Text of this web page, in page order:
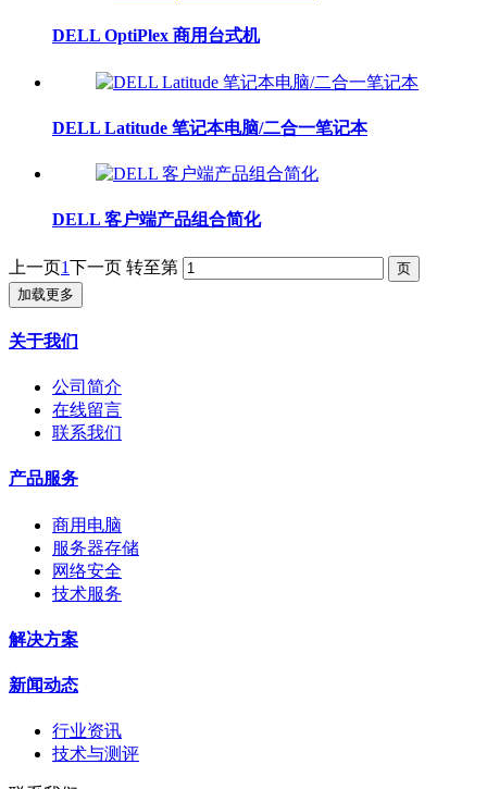
DELL OptiPlex 商用台式机
DELL Latitude 笔记本电脑/二合一笔记本
DELL 客户端产品组合简化
上一页1下一页 转至第
加载更多
关于我们
公司简介
在线留言
联系我们
产品服务
商用电脑
服务器存储
网络安全
技术服务
解决方案
新闻动态
行业资讯
技术与测评